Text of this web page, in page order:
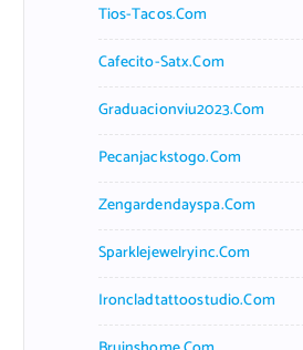
Tios-Tacos.com
Cafecito-Satx.com
Graduacionviu2023.com
Pecanjackstogo.com
Zengardendayspa.com
Sparklejewelryinc.com
Ironcladtattoostudio.com